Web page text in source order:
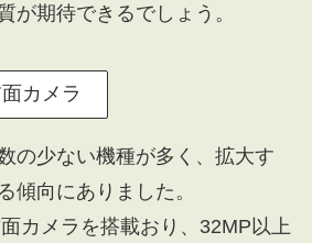
が期待できるでしょう。
カメラ
の少ない機種が多く、拡大す
傾向にありました。
カメラを搭載おり、32MP以上